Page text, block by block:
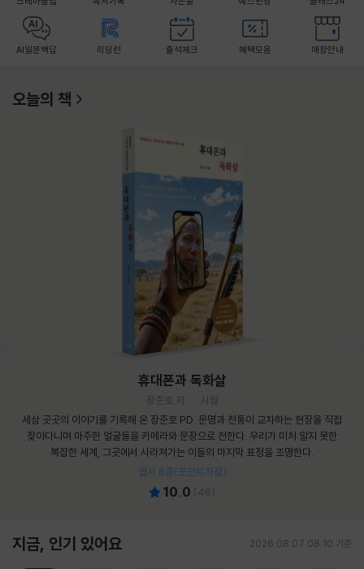
AI일문백답 리딩런 출석체크 혜택모음 매장안내
오늘의 책
휴대폰과 독화살
장준호 저
시월
세상 곳곳의 이야기를 기록해 온 장준호 PD. 문명과 전통이 교차하는 현장을 직접
찾아다니며 마주한 얼굴들을 카메라와 문장으로 전한다. 우리가 미처 알지 못한
복잡한 세계, 그곳에서 사라져가는 이들의 마지막 표정을 조명한다.
엽서 8종(포인트차감)
10.0 (46)
지금, 인기 있어요 2026.08.07 08:10 기준